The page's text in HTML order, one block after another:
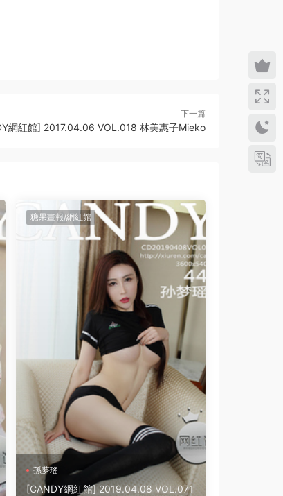
下一篇
網紅館] 2017.04.06 VOL.018 林美惠子Mieko
糖果畫報/網紅館
孫夢瑤
[CANDY網紅館] 2019.04.08 VOL.071